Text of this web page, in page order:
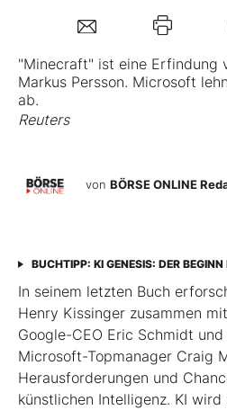
Folgen Sie uns
Kontakt
"Minecraft" ist eine Erfindung
Markus Persson. Microsoft
ab.
Reuters
von BÖRSE ONLINE
BUCHTIPP: KI GENESIS: DER
In seinem letzten Buch
Henry Kissinger zusammen
Google-CEO Eric Schmidt
Microsoft-Topmanager Craig
Herausforderungen und
künstlichen Intelligenz. KI wird